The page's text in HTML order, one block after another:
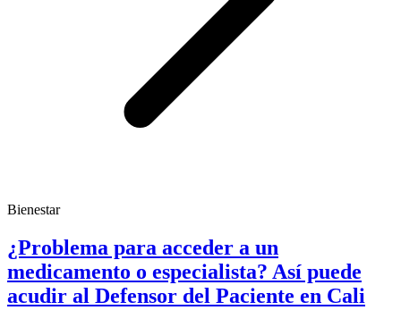
Bienestar
¿Problema para acceder a un
medicamento o especialista? Así puede
acudir al Defensor del Paciente en Cali